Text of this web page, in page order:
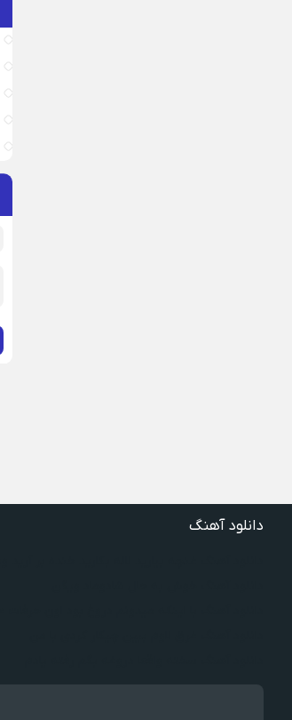
دانلود آهنگ